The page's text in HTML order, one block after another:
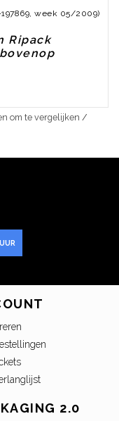
week 05/2009)
Ripack
om te vergelijken /
2.0